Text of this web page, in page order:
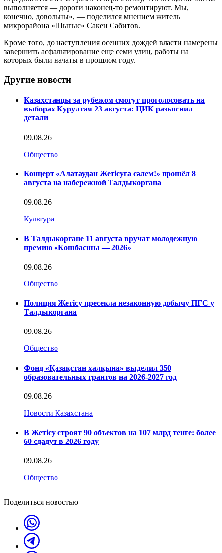
выполняется — дороги наконец-то ремонтируют. Мы,
конечно, довольны», — поделился мнением житель
микрорайона «Шыгыс» Сакен Сабитов.
Кроме того, до наступления осенних дождей власти намерены
завершить асфальтирование еще семи улиц, работы на
которых были начаты в прошлом году.
Другие новости
Казахстанцы за рубежом смогут проголосовать на
выборах Курултая 23 августа: ЦИК разъяснил
детали
09.08.26
Общество
Концерт «Алатаудан Жетісуға сәлем!» прошёл 8
августа на набережной Талдыкоргана
09.08.26
Культура
В Талдыкоргане 11 августа вручат молодежную
премию «Көшбасшы — 2026»
09.08.26
Общество
Полиция Жетісу пресекла незаконную добычу ПГС у
Талдыкоргана
09.08.26
Общество
Фонд «Қазақстан халқына» выделил 350
образовательных грантов на 2026-2027 год
09.08.26
Новости Казахстана
В Жетісу строят 90 объектов на 107 млрд тенге: более
60 сдадут в 2026 году
09.08.26
Общество
Поделиться новостью